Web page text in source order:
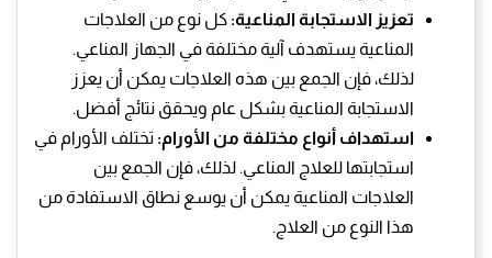
تعزيز الاستجابة المناعية: كل نوع من العلاجات
المناعية يستهدف آلية مختلفة في الجهاز المناعي.
لذلك، فإن الجمع بين هذه العلاجات يمكن أن يعزز
الاستجابة المناعية بشكل عام ويحقق نتائج أفضل.
استهداف أنواع مختلفة من الأورام: تختلف الأورام في
استجابتها للعلاج المناعي. لذلك، فإن الجمع بين
العلاجات المناعية يمكن أن يوسع نطاق الاستفادة من
هذا النوع من العلاج.